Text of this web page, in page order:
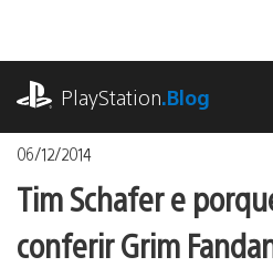
o
conteúdoPlayStation.Blog
06/12/2014
Tim Schafer e
conferir Grim